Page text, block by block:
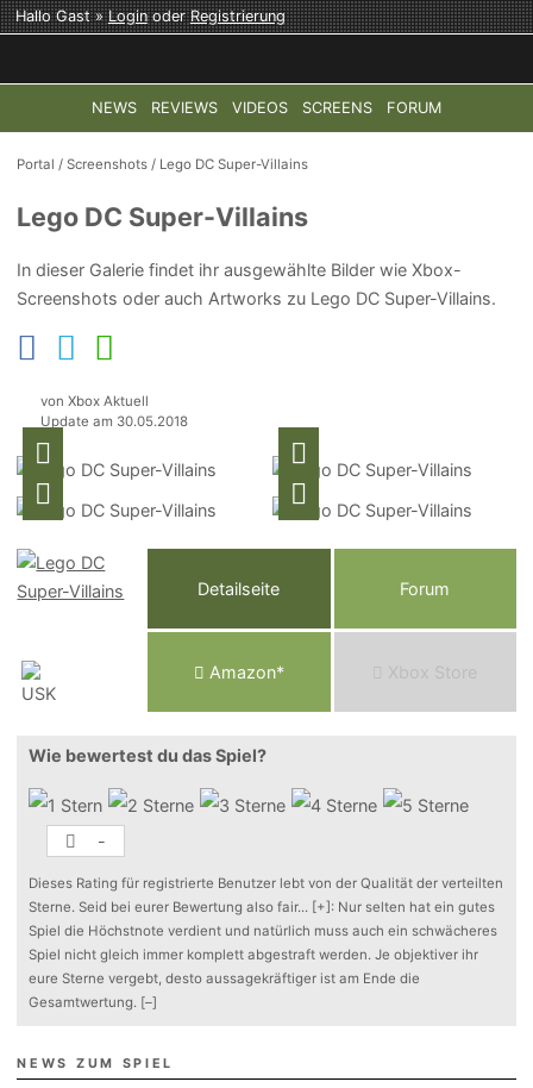
Hallo Gast »LoginoderRegistrierung
NEWS REVIEWS VIDEOS SCREENS FORUM
TOP-THEMEN: COD: MODERN WARFARE 4 HALO:
Portal /Screenshots / Lego DC Super-Villains
Lego DC Super-Villains
In dieser Galerie findet ihr ausgewählte Bilder wie Xbox-
Screenshots oder auch Artworks zu Lego DC Super-Villains.
von Xbox Aktuell
Update am 30.05.2018
Detailseite Forum
Amazon* Xbox Store
Wie bewertest du das Spiel?
-
Dieses Rating für registrierte Benutzer lebt von der Qualität der verteilten
Sterne. Seid bei eurer Bewertung also fair... [+] : Nur selten hat ein gutes
Spiel die Höchstnote verdient und natürlich muss auch ein schwächeres
Spiel nicht gleich immer komplett abgestraft werden. Je objektiver ihr
eure Sterne vergebt, desto aussagekräftiger ist am Ende die
Gesamtwertung. [–]
NEWS ZUM SPIEL